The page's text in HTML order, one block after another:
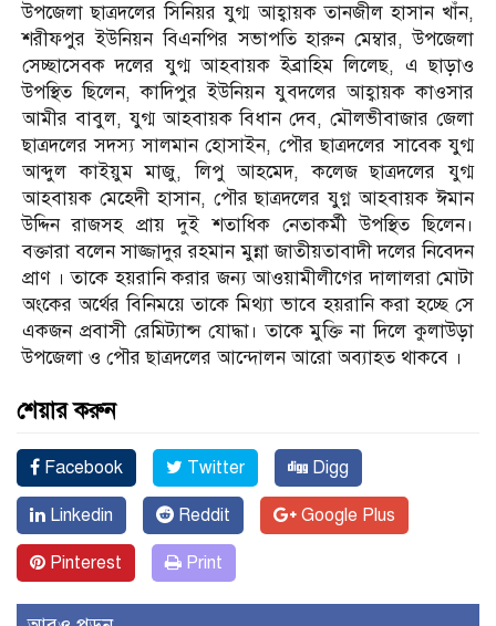
উপজেলা ছাত্রদলের সিনিয়র যুগ্ম আহ্বায়ক তানজীল হাসান খাঁন,
শরীফপুর ইউনিয়ন বিএনপির সভাপতি হারুন মেম্বার, উপজেলা
সেচ্ছাসেবক দলের যুগ্ম আহবায়ক ইব্রাহিম লিলেছ, এ ছাড়াও
উপস্থিত ছিলেন, কাদিপুর ইউনিয়ন যুবদলের আহ্বায়ক কাওসার
আমীর বাবুল, যুগ্ম আহবায়ক বিধান দেব, মৌলভীবাজার জেলা
ছাত্রদলের সদস্য সালমান হোসাইন, পৌর ছাত্রদলের সাবেক যুগ্ম
আব্দুল কাইয়ুম মাজু, লিপু আহমেদ, কলেজ ছাত্রদলের যুগ্ম
আহবায়ক মেহেদী হাসান, পৌর ছাত্রদলের যুগ্ন আহবায়ক ঈমান
উদ্দিন রাজসহ প্রায় দুই শতাধিক নেতাকর্মী উপস্থিত ছিলেন।
বক্তারা বলেন সাজ্জাদুর রহমান মুন্না জাতীয়তাবাদী দলের নিবেদন
প্রাণ । তাকে হয়রানি করার জন্য আওয়ামীলীগের দালালরা মোটা
অংকের অর্থের বিনিময়ে তাকে মিথ্যা ভাবে হয়রানি করা হচ্ছে সে
একজন প্রবাসী রেমিট্যান্স যোদ্ধা। তাকে মুক্তি না দিলে কুলাউড়া
উপজেলা ও পৌর ছাত্রদলের আন্দোলন আরো অব্যাহত থাকবে ।
শেয়ার করুন
Facebook Twitter Digg
Linkedin Reddit Google Plus
Pinterest Print